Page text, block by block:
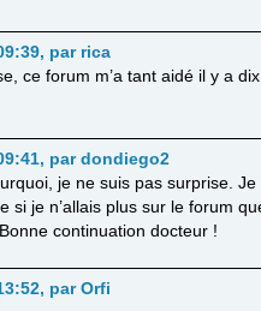
, par rica
ce forum m’a tant aidé il y a
, par dondiego2
je ne suis pas surprise. Je
si je n’allais plus sur le forum
continuation docteur !
, par Orfi